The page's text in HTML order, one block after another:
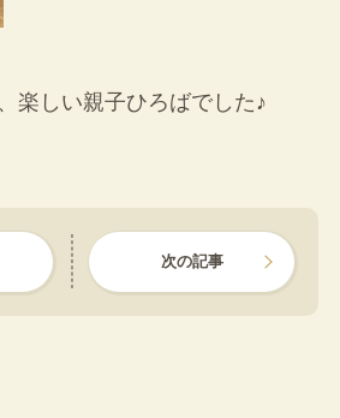
楽しい親子ひろばでした♪
次の記事